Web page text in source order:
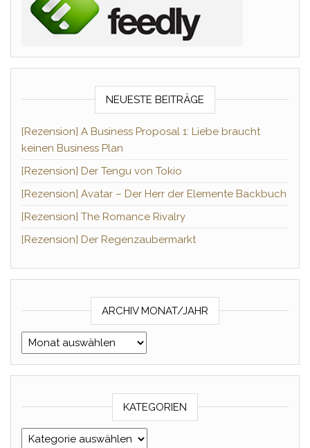
NEUESTE BEITRÄGE
[Rezension] A Business Proposal 1: Liebe braucht
keinen Business Plan
[Rezension] Der Tengu von Tokio
[Rezension] Avatar – Der Herr der Elemente Backbuch
[Rezension] The Romance Rivalry
[Rezension] Der Regenzaubermarkt
ARCHIV MONAT/JAHR
Archiv Monat/Jahr
KATEGORIEN
Kategorien